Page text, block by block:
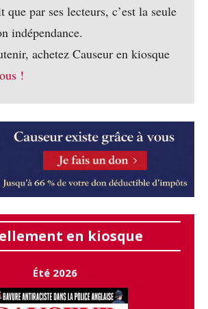
que par ses lecteurs, c’est la seule
indépendance.
achetez Causeur en kiosque
!
en kiosque
Été 2026